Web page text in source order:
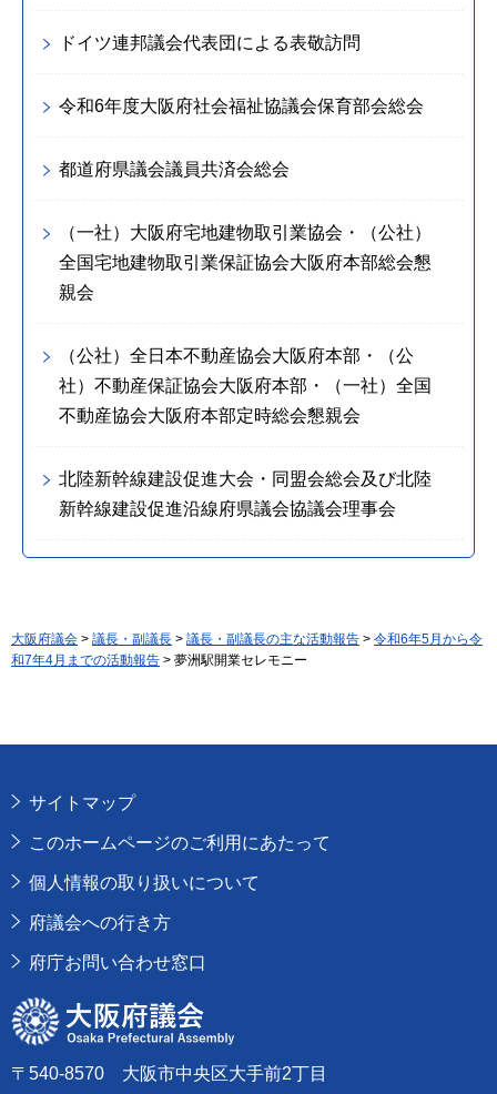
ドイツ連邦議会代表団による表敬訪問
令和6年度大阪府社会福祉協議会保育部会総会
都道府県議会議員共済会総会
（一社）大阪府宅地建物取引業協会・（公社）
全国宅地建物取引業保証協会大阪府本部総会懇
親会
（公社）全日本不動産協会大阪府本部・（公
社）不動産保証協会大阪府本部・（一社）全国
不動産協会大阪府本部定時総会懇親会
北陸新幹線建設促進大会・同盟会総会及び北陸
新幹線建設促進沿線府県議会協議会理事会
大阪府議会 > 議長・副議長 > 議長・副議長の主な活動報告 > 令和6年5月から令
和7年4月までの活動報告 > 夢洲駅開業セレモニー
サイトマップ
このホームページのご利用にあたって
個人情報の取り扱いについて
府議会への行き方
府庁お問い合わせ窓口
大阪府議会
〒540-8570 大阪市中央区大手前2丁目